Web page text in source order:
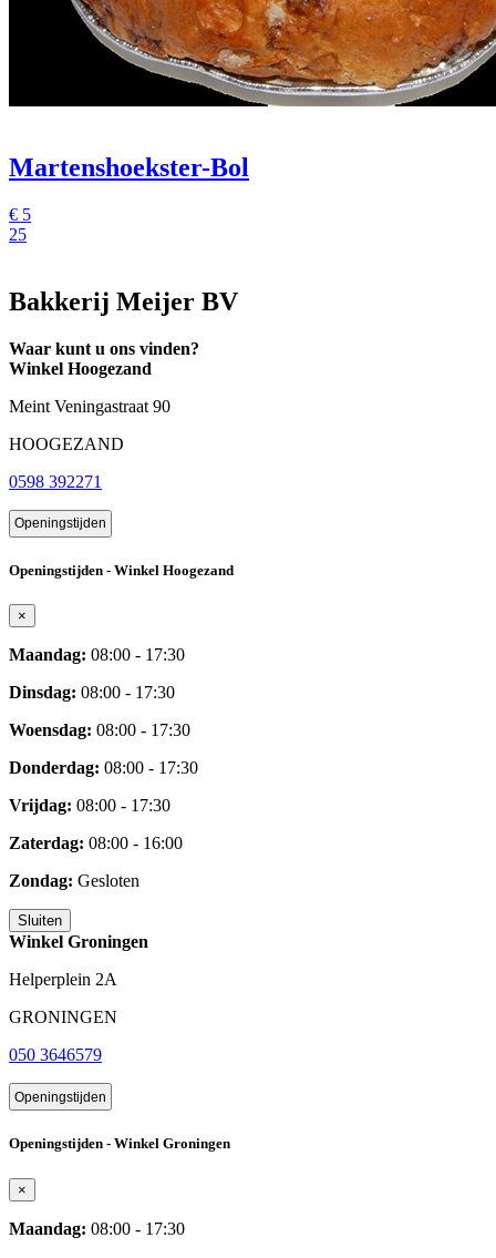
Martenshoekster-Bol
€ 5
25
Bakkerij Meijer BV
Waar kunt u ons vinden?
Winkel Hoogezand
Meint Veningastraat 90
HOOGEZAND
0598 392271
Openingstijden
Openingstijden - Winkel Hoogezand
×
Maandag: 08:00 - 17:30
Dinsdag: 08:00 - 17:30
Woensdag: 08:00 - 17:30
Donderdag: 08:00 - 17:30
Vrijdag: 08:00 - 17:30
Zaterdag: 08:00 - 16:00
Zondag: Gesloten
Sluiten
Winkel Groningen
Helperplein 2A
GRONINGEN
050 3646579
Openingstijden
Openingstijden - Winkel Groningen
×
Maandag: 08:00 - 17:30